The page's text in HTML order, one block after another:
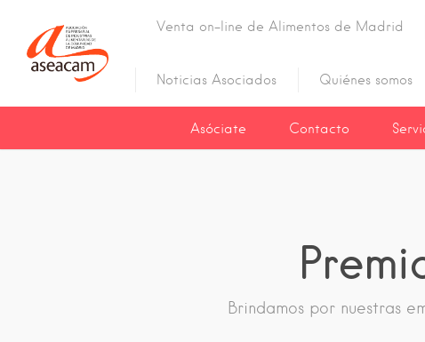
Venta on-line de Alimentos de Madrid
Noticias Asociados Quiénes somos
Asóciate Contacto
Brindamos por nuestras